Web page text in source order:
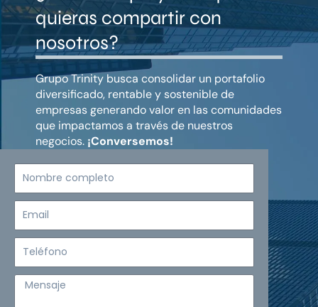
quieras compartir con
nosotros?
Grupo Trinity busca consolidar un portafolio
diversificado, rentable y sostenible de
empresas generando valor en las comunidades
que impactamos a través de nuestros
negocios. ¡Conversemos!
Mensaje